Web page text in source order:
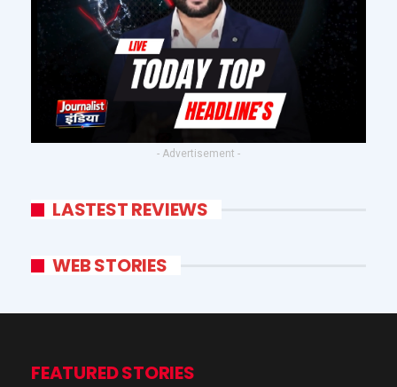
- Advertisement -
LASTEST REVIEWS
WEB STORIES
FEATURED STORIES